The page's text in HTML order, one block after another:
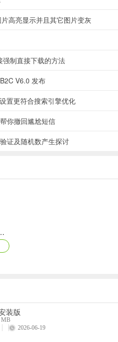
们将往前一格，并于上方生成新的
高亮显示并且其它图片变灰
强制直接下载的方法
V6.0 发布
置更符合搜索引擎优化
你撤回尴尬短信
证及随机数产生探讨
Idle)
2024手机版
装版
MB
2026-06-19